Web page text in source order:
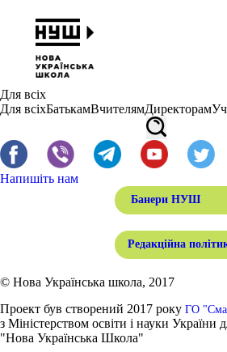
Для всіх
Для всіхБатькамВчителямДиректорам
Напишіть нам
Банери НУШ
Редакційна
© Нова Українська школа, 2017
Проект був створений 2017 року ГО
з Міністерством освіти і науки України
"Нова Українська Школа"